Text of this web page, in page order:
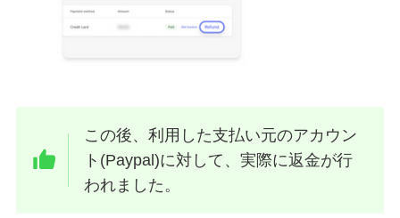
この後、利用した支払い元のアカウン
ト(Paypal)に対して、実際に返金が行
われました。